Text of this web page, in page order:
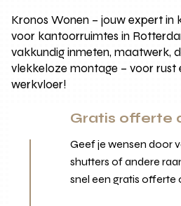
Kronos Wonen – jouw expert in
voor kantoorruimtes in
vakkundig inmeten, maatwerk,
vlekkeloze montage – voor rust
werkvloer!
Gratis offerte
Geef je wensen door
shutters of andere
snel een gratis offerte